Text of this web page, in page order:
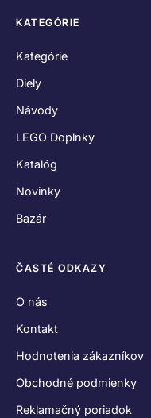
KATEGÓRIE
Kategórie
Diely
Návody
LEGO Doplnky
Katalóg
Novinky
Bazár
ČASTÉ ODKAZY
O nás
Kontakt
Hodnotenia zákazníkov
Obchodné podmienky
Reklamačný poriadok